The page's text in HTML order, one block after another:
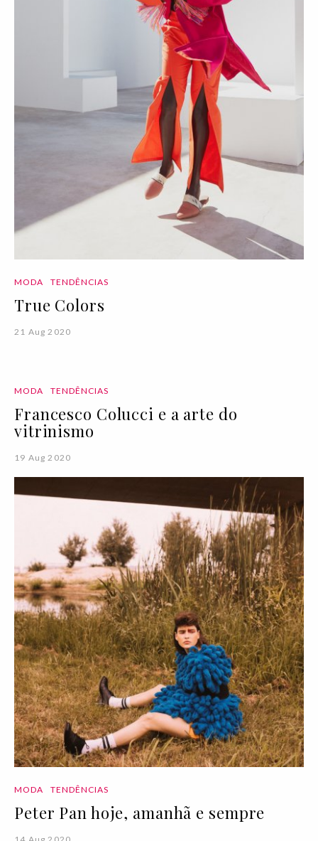
MODA TENDÊNCIAS
True Colors
21 Aug 2020
MODA TENDÊNCIAS
Francesco Colucci e a arte do
vitrinismo
19 Aug 2020
MODA TENDÊNCIAS
Peter Pan hoje, amanhã e sempre